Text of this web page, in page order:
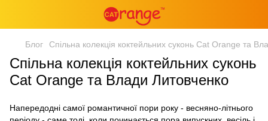
Блог Спільна колекція коктейльних суконь Cat Orange та
Спільна колекція коктейльних суконь
Cat Orange та Влади Литовченко
Напередодні самої романтичної пори року - весняно-літнього